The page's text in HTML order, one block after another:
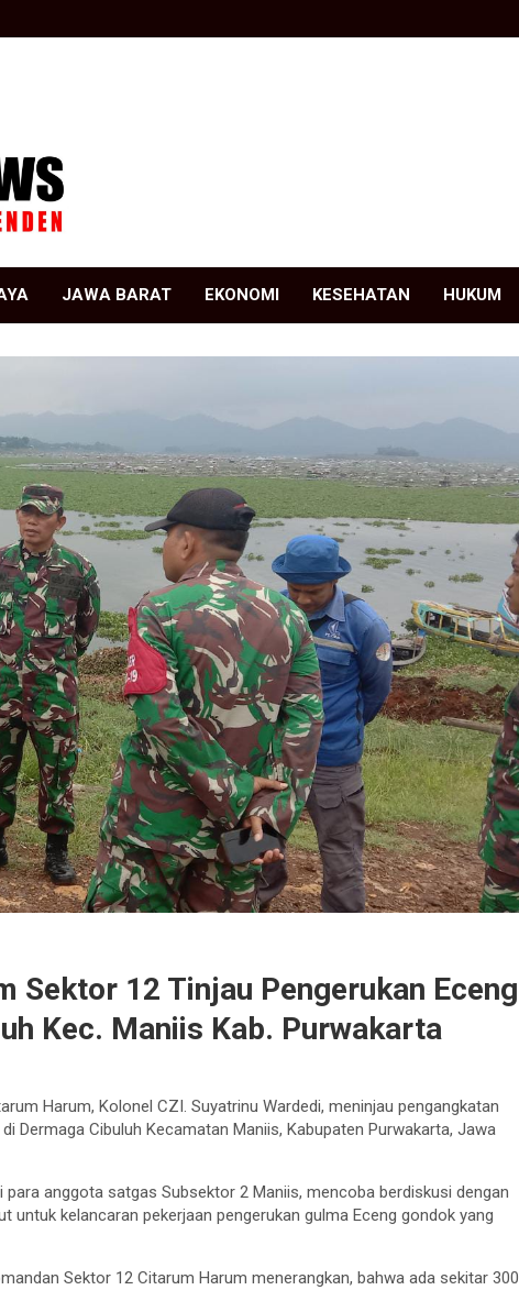
JAWA BARAT EKONOMI KESEHATAN HUKUM
Sektor 12 Tinjau Pengerukan Eceng
Kec. Maniis Kab. Purwakarta
Harum, Kolonel CZI. Suyatrinu Wardedi, meninjau pengangkatan
Dermaga Cibuluh Kecamatan Maniis, Kabupaten Purwakarta, Jawa
anggota satgas Subsektor 2 Maniis, mencoba berdiskusi dengan
kelancaran pekerjaan pengerukan gulma Eceng gondok yang
Sektor 12 Citarum Harum menerangkan, bahwa ada sekitar 300